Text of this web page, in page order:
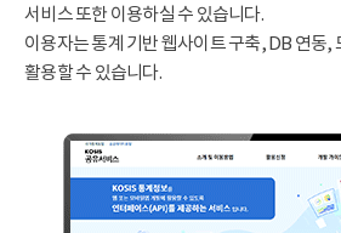
서비스 또한 이용하실 수 있습니다.
이용자는 통계 기반 웹사이트 구축, DB 연동,
활용할 수 있습니다.